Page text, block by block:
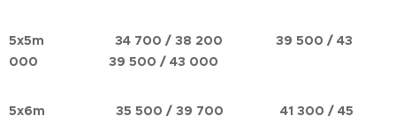
5x5m 34 700 / 38 200 39 500 / 43
000 39 500 / 43 000
5x6m 35 500 / 39 700 41 300 / 45